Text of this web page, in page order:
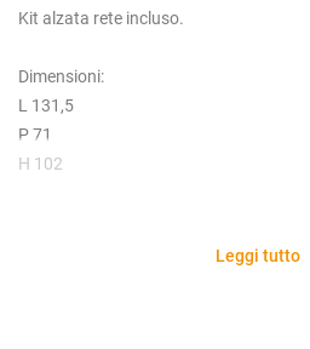
Kit alzata rete incluso.
Dimensioni:
L 131,5
P 71
H 102
Leggi tutto